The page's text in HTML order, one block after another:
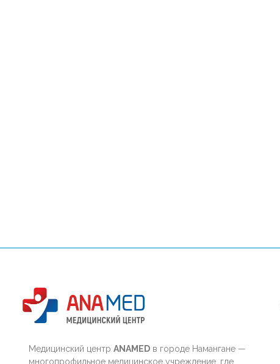
Медицинский центр ANAMEDв городе Намангане —
многопрофильное медицинское учреждение, где